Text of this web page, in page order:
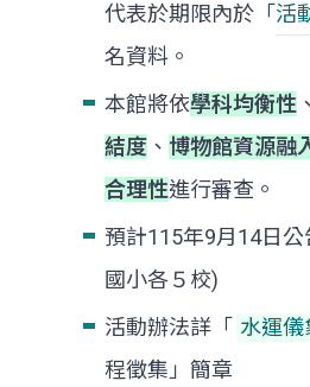
代表於期限內於「 活
名資料。
本館將依學科均衡性 、
結度 、 博物館資源融
合理性進行審查。
預計115年9月14日公
國小各５校)
活動辦法詳「 水運儀
程徵集」簡章